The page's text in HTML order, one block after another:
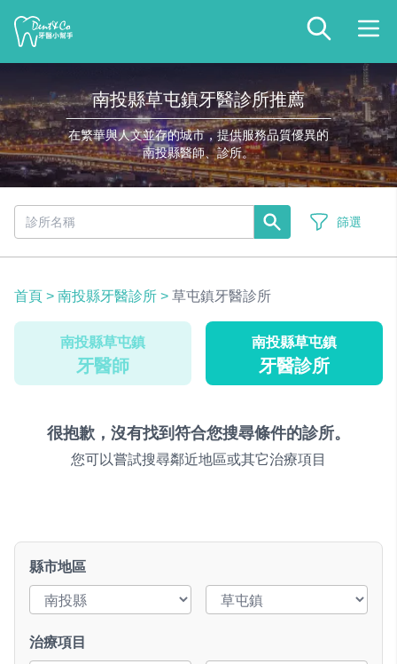
南投縣草屯鎮牙醫診所推薦
在繁華與人文並存的城市，提供服務品質優異的
南投縣醫師、診所。
篩選
首頁 > 南投縣牙醫診所 > 草屯鎮牙醫診所
南投縣草屯鎮
牙醫師
南投縣草屯鎮
牙醫診所
很抱歉，沒有找到符合您搜尋條件的診所。
您可以嘗試搜尋鄰近地區或其它治療項目
縣市地區
治療項目